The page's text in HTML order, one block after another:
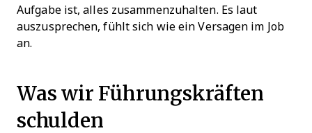
Aufgabe ist, alles zusammenzuhalten. Es laut
auszusprechen, fühlt sich wie ein Versagen im Job
an.
Was wir Führungskräften
schulden